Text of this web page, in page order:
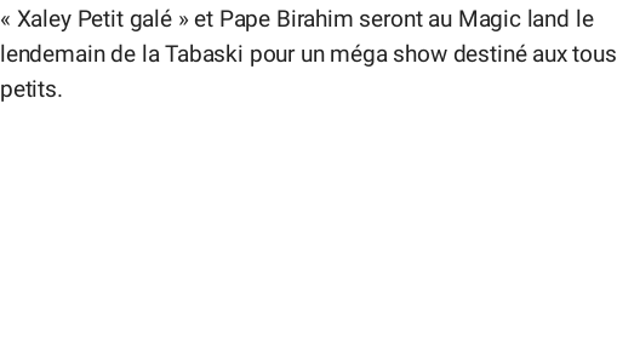
« Xaley Petit galé » et Pape Birahim seront au Magic land le
lendemain de la Tabaski pour un méga show destiné aux tous
petits.